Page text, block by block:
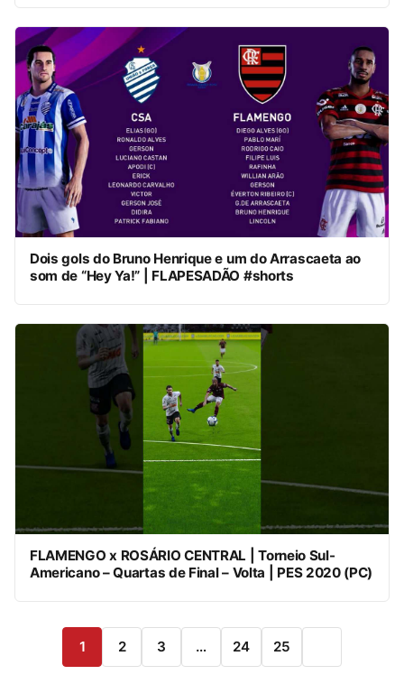
Dois gols do Bruno Henrique e um do Arrascaeta ao
som de “Hey Ya!” | FLAPESADÃO #shorts
FLAMENGO x ROSÁRIO CENTRAL | Torneio Sul-
Americano – Quartas de Final – Volta | PES 2020 (PC)
1 2 3 … 24 25